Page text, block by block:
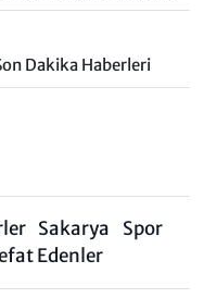
Dakika Haberleri
Sakarya
Spor
Edenler